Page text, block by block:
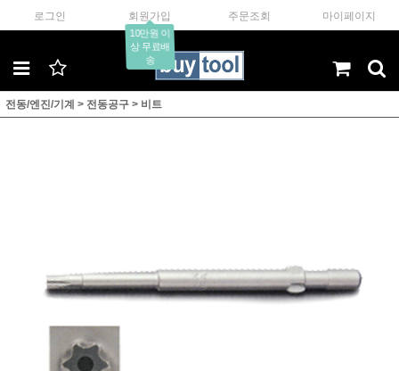
로그인 회원가입
10만원 이
상 무료배
송
주문조회 마이페이지
전동/엔진/기계 > 전동공구 > 비트